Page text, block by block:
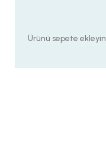
Ürünü sepete ekleyin